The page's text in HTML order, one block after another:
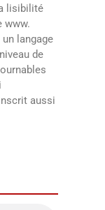
lisibilité
www.
langage
de
aussi